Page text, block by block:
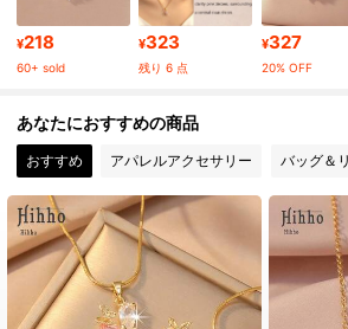
4.93 120K フォロワー
4.93 120K フォロワー
4.93 120K フォロワー
4.93 120K フォロワー
¥218
60+ sold
¥323
残り 6 点
¥327
20% OFF
あなたにおすすめの商品
おすすめ アパレルアクセサリー バッグ＆